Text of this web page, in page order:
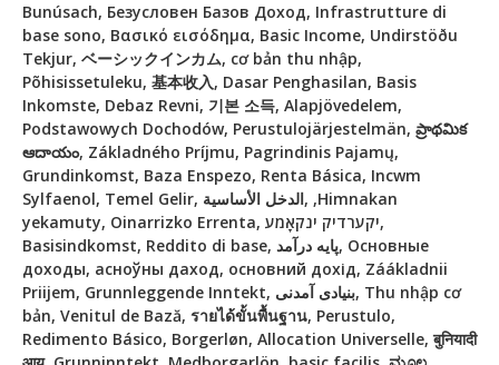
Bunúsach, Безусловен Базов Доход, Infrastrutture di
base sono, Βασικό εισόδημα, Basic Income, Undirstöðu
Tekjur, ベーシックインカム, cơ bản thu nhập,
Põhisissetuleku, 基本收入, Dasar Penghasilan, Basis
Inkomste, Debaz Revni, 기본 소득, Alapjövedelem,
Podstawowych Dochodów, Perustulojärjestelmän, ప్రాథమిక
ఆదాయం, Základného Príjmu, Pagrindinis Pajamų,
Grundinkomst, Baza Enspezo, Renta Básica, Incwm
Sylfaenol, Temel Gelir, الدخل الأساسية, ,Himnakan
yekamuty, Oinarrizko Errenta, יקערדיק ינקאָמע,
Basisindkomst, Reddito di base, پایه درآمد, Основные
доходы, асноўны даход, основний дохід, Záákladnii
Priijem, Grunnleggende Inntekt, بنیادی آمدنی, Thu nhập cơ
bản, Venitul de Bază, รายได้ขั้นพื้นฐาน, Perustulo,
Redimento Básico, Borgerløn, Allocation Universelle, बुनियादी